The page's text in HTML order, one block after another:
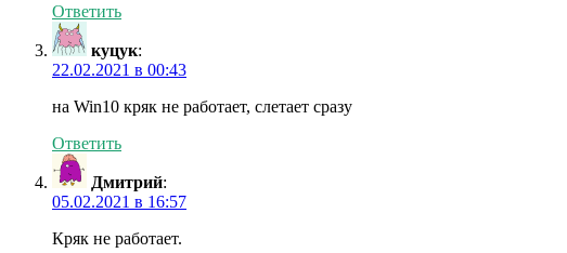
Ответить
куцук:
22.02.2021 в 00:43
на Win10 кряк не работает, слетает сразу
Ответить
Дмитрий:
05.02.2021 в 16:57
Кряк не работает.